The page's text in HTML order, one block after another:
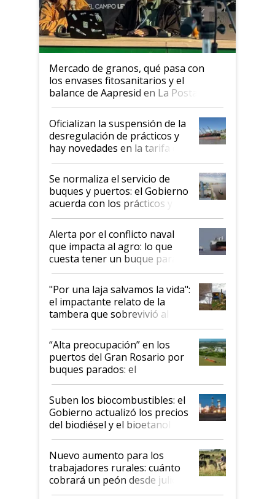
Mercado de granos, qué pasa con
los envases fitosanitarios y el
balance de Aapresid en La Posta
Oficializan la suspensión de la
desregulación de prácticos y
hay novedades en la tarifa de
la hidrovía
Se normaliza el servicio de
buques y puertos: el Gobierno
acuerda con los prácticos y
suspende el decreto de
desregulación
Alerta por el conflicto naval
que impacta al agro: lo que
cuesta tener un buque parado
y el peligro de que Argentina
pase a ser "país sucio"
"Por una laja salvamos la vida":
el impactante relato de la
tambera que sobrevivió al
tornado
“Alta preocupación” en los
puertos del Gran Rosario por
buques parados: el
funcionamiento de las
exportadoras en tensión tras
la medida de fuerza de los
prácticos
Suben los biocombustibles: el
Gobierno actualizó los precios
del biodiésel y el bioetanol
Nuevo aumento para los
trabajadores rurales: cuánto
cobrará un peón desde julio